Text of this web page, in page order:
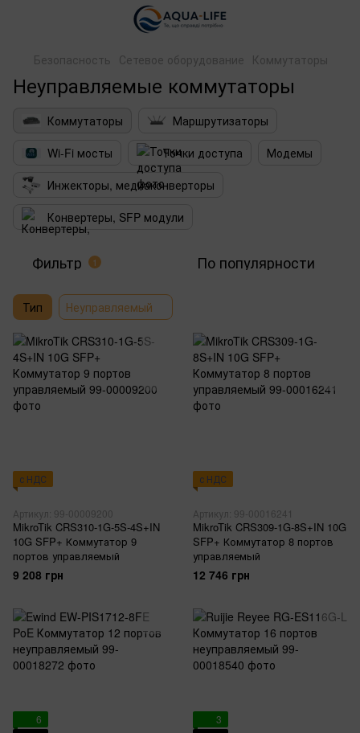
Безопасность Сетевое оборудование Коммутаторы
Неуправляемые коммутаторы
Коммутаторы
Маршрутизаторы
Wi-Fi мосты
Точки доступа
Модемы
Инжекторы, медиаконверторы
Конвертеры, SFP модули
Фильтр 1 По популярности
Тип Неуправляемый
с НДС
Артикул: 99-00009200
MikroTik CRS310-1G-5S-4S+IN
10G SFP+ Коммутатор 9
портов управляемый
9 208 грн
с НДС
Артикул: 99-00016241
MikroTik CRS309-1G-8S+IN 10G
SFP+ Коммутатор 8 портов
управляемый
12 746 грн
6
3